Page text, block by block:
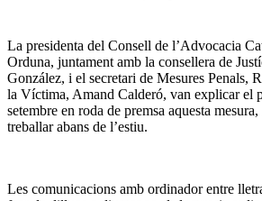
La presidenta del Consell de l’Advocacia
Orduna, juntament amb la consellera de
González, i el secretari de Mesures Penals,
la Víctima, Amand Calderó, van explicar el
setembre en roda de premsa aquesta
treballar abans de l’estiu.
Les comunicacions amb ordinador entre